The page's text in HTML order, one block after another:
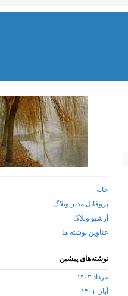
خانه
پروفایل مدیر وبلاگ
آرشیو وبلاگ
عناوین نوشته ها
نوشته‌های پیشین
مرداد ۱۴۰۳
آبان ۱۴۰۱